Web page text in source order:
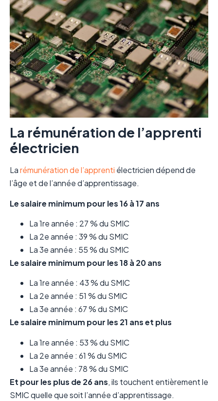
La rémunération de l’apprenti
électricien
Larémunération de l’apprenti électricien dépend de
l’âge et de l’année d’apprentissage.
Le salaire minimum pour les 16 à 17 ans
La 1re année : 27 % du SMIC
La 2e année : 39 % du SMIC
La 3e année : 55 % du SMIC
Le salaire minimum pour les 18 à 20 ans
La 1re année : 43 % du SMIC
La 2e année : 51 % du SMIC
La 3e année : 67 % du SMIC
Le salaire minimum pour les 21 ans et plus
La 1re année : 53 % du SMIC
La 2e année : 61 % du SMIC
La 3e année : 78 % du SMIC
Et pour les plus de 26 ans, ils touchent entièrement le
SMIC quelle que soit l’année d’apprentissage.